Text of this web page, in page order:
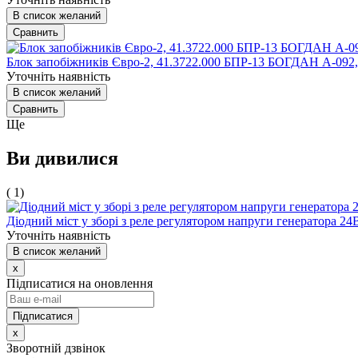
В список желаний
Сравнить
Блок запобіжників Євро-2, 41.3722.000 БПР-13 БОГДАН А-
Уточніть наявність
В список желаний
Сравнить
Ще
Ви дивилися
( 1)
Діодний міст у зборі з реле регулятором напруги генератора
Уточніть наявність
В список желаний
x
Підписатися на оновлення
x
Зворотній дзвінок